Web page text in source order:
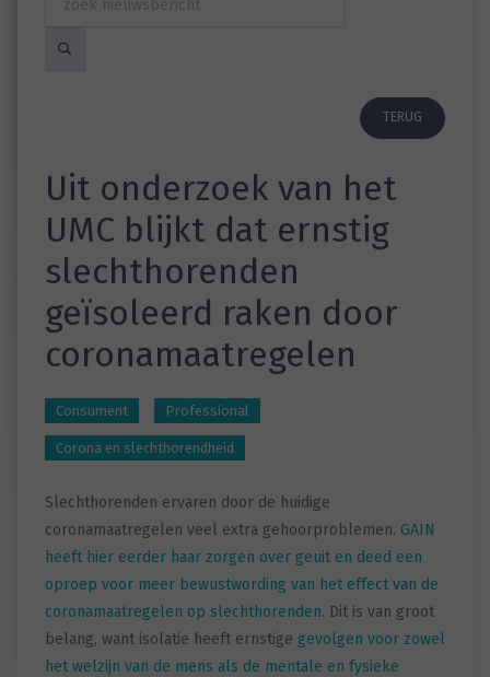
TERUG
Uit onderzoek van het
UMC blijkt dat ernstig
slechthorenden
geïsoleerd raken door
coronamaatregelen
Consument Professional
Corona en slechthorendheid
Slechthorenden ervaren door de huidige
coronamaatregelen veel extra gehoorproblemen. GAIN
heeft hier eerder haar zorgen over geuit en deed een
oproep voor meer bewustwording van het effect van de
coronamaatregelen op slechthorenden. Dit is van groot
belang, want isolatie heeft ernstige gevolgen voor zowel
het welzijn van de mens als de mentale en fysieke